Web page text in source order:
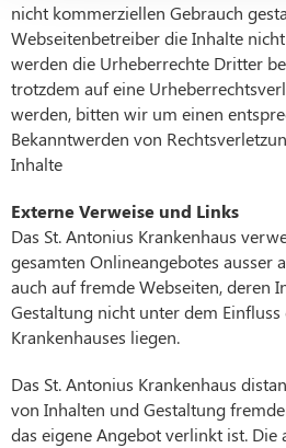
nicht kommerziellen Gebrauch
Webseitenbetreiber die Inhalte
werden die Urheberrechte Dritter
trotzdem auf eine
werden, bitten wir um einen
Bekanntwerden von
Inhalte
Externe Verweise und Links
Das St. Antonius Krankenhaus
gesamten Onlineangebotes ausser
auch auf fremde Webseiten, deren
Gestaltung nicht unter dem Einfluss
Krankenhauses liegen.
Das St. Antonius Krankenhaus
von Inhalten und Gestaltung
das eigene Angebot verlinkt ist. Die